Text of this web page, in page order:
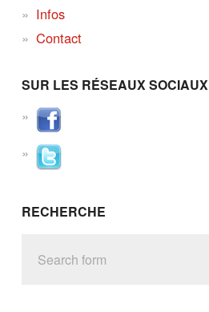
Infos
Contact
SUR LES RÉSEAUX SOCIAUX
RECHERCHE